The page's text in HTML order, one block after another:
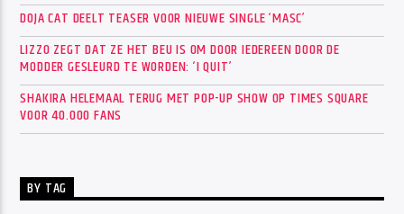
DOJA CAT DEELT TEASER VOOR NIEUWE SINGLE ‘MASC’
LIZZO ZEGT DAT ZE HET BEU IS OM DOOR IEDEREEN DOOR DE
MODDER GESLEURD TE WORDEN: ‘I QUIT’
SHAKIRA HELEMAAL TERUG MET POP-UP SHOW OP TIMES SQUARE
VOOR 40.000 FANS
BY TAG